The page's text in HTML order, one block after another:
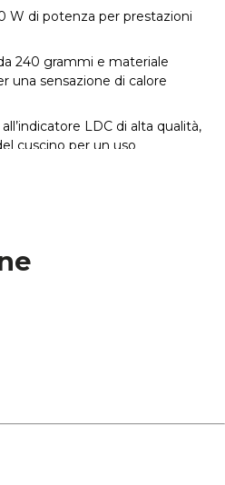
W di potenza per prestazioni
240 grammi e materiale
una sensazione di calore
LDC di alta qualità,
cuscino per un uso
dopo un periodo di inutilizzo,
automaticamente per
il controller LCD e lavala